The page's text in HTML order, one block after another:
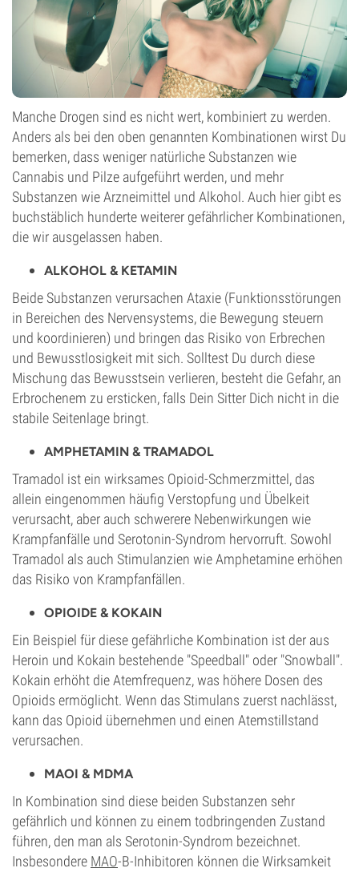
Manche Drogen sind es nicht wert, kombiniert zu werden.
Anders als bei den oben genannten Kombinationen wirst Du
bemerken, dass weniger natürliche Substanzen wie
Cannabis und Pilze aufgeführt werden, und mehr
Substanzen wie Arzneimittel und Alkohol. Auch hier gibt es
buchstäblich hunderte weiterer gefährlicher Kombinationen,
die wir ausgelassen haben.
ALKOHOL & KETAMIN
Beide Substanzen verursachen Ataxie (Funktionsstörungen
in Bereichen des Nervensystems, die Bewegung steuern
und koordinieren) und bringen das Risiko von Erbrechen
und Bewusstlosigkeit mit sich. Solltest Du durch diese
Mischung das Bewusstsein verlieren, besteht die Gefahr, an
Erbrochenem zu ersticken, falls Dein Sitter Dich nicht in die
stabile Seitenlage bringt.
AMPHETAMIN & TRAMADOL
Tramadol ist ein wirksames Opioid-Schmerzmittel, das
allein eingenommen häufig Verstopfung und Übelkeit
verursacht, aber auch schwerere Nebenwirkungen wie
Krampfanfälle und Serotonin-Syndrom hervorruft. Sowohl
Tramadol als auch Stimulanzien wie Amphetamine erhöhen
das Risiko von Krampfanfällen.
OPIOIDE & KOKAIN
Ein Beispiel für diese gefährliche Kombination ist der aus
Heroin und Kokain bestehende "Speedball" oder "Snowball".
Kokain erhöht die Atemfrequenz, was höhere Dosen des
Opioids ermöglicht. Wenn das Stimulans zuerst nachlässt,
kann das Opioid übernehmen und einen Atemstillstand
verursachen.
MAOI & MDMA
In Kombination sind diese beiden Substanzen sehr
gefährlich und können zu einem todbringenden Zustand
führen, den man als Serotonin-Syndrom bezeichnet.
Insbesondere MAO-B-Inhibitoren können die Wirksamkeit